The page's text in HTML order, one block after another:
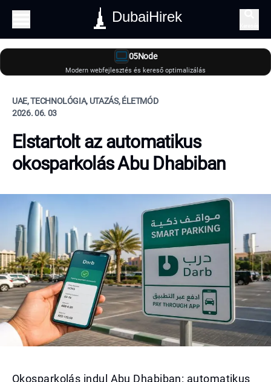
DubaiHirek
05Node
Modern webfejlesztés és kereső optimalizálás
UAE, TECHNOLÓGIA, UTAZÁS, ÉLETMÓD
2026. 06. 03
Elstartolt az automatikus
okosparkolás Abu Dhabiban
Okosparkolás indul Abu Dhabiban: automatikus